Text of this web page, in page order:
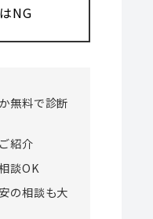
NG
無料で診断
紹介
談OK
の相談も大